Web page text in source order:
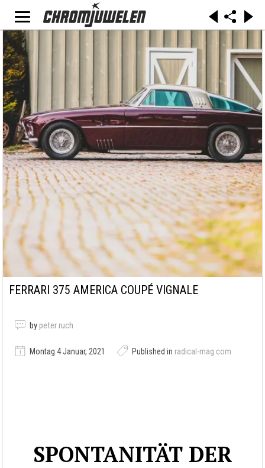
FERRARI 375 AMERICA COUPÉ VIGNALE
by peter ruch
Montag 4 Januar, 2021 Published in radical-mag.com
SPONTANITÄT DER